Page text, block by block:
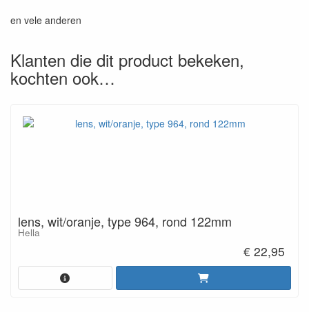
en vele anderen
Klanten die dit product bekeken,
kochten ook…
lens, wit/oranje, type 964, rond 122mm
Hella
€ 22,95